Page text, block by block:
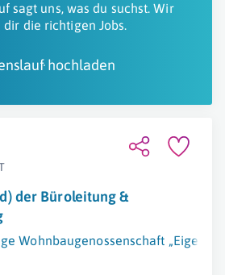
sagt uns, was du suchst. Wir
dir die richtigen Jobs.
hochladen
der Büroleitung &
Wohnbaugenossenschaft